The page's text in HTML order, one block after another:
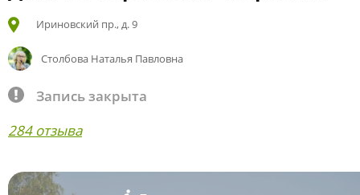
Ириновский пр., д. 9
Столбова Наталья Павловна
Запись закрыта
284 отзыва